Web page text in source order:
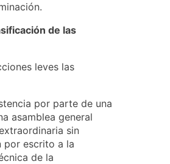
de las
leves las
por parte de una
asamblea general
sin
por escrito a la
de la